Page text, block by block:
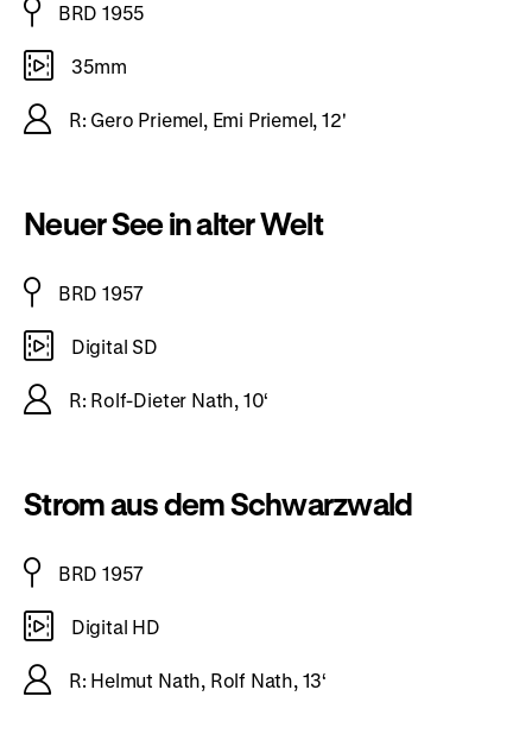
BRD 1955
35mm
R: Gero Priemel, Emi Priemel, 12'
Neuer See in alter Welt
BRD 1957
Digital SD
R: Rolf-Dieter Nath, 10‘
Strom aus dem Schwarzwald
BRD 1957
Digital HD
R: Helmut Nath, Rolf Nath, 13‘